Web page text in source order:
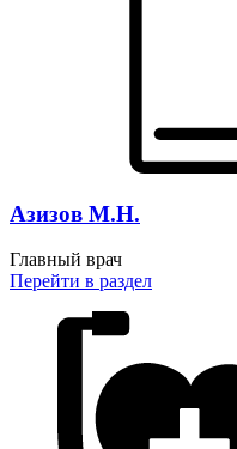
Азизов М.Н.
Главный врач
Перейти в раздел